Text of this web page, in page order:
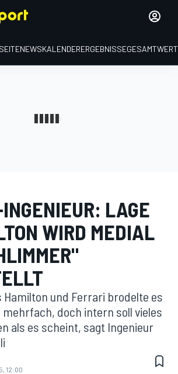
NEWSKALENDERERGEBNISSE
LAGE
WIRD MEDIAL
Hamilton und Ferrari brodelte es
mehrfach, doch intern soll vieles
als es scheint, sagt Ingenieur
12:00